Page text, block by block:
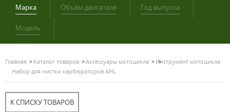
Марка Объём двигателя Год выпуска
Модель
Главная Каталог товаров Аксессуары мотоцикла
Инструмент мотоцикла
Набор для чистки карбюраторов AHL
К СПИСКУ ТОВАРОВ